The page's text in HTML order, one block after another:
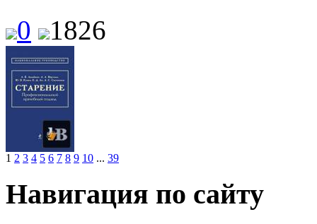
0 1826
1 2 3 4 5 6 7 8 9 10 ... 39
Навигация по сайту